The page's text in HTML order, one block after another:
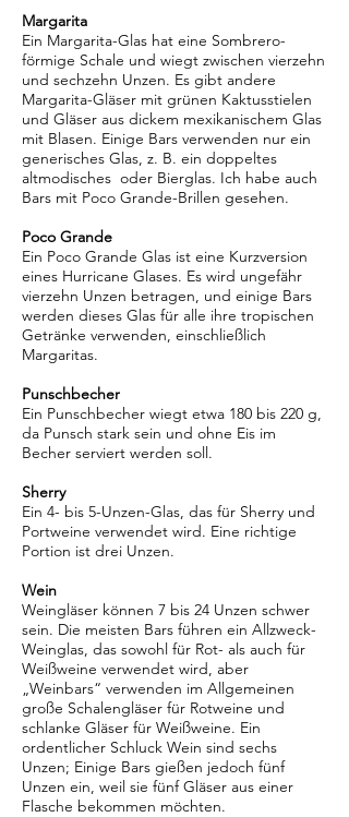
Margarita
Ein Margarita-Glas hat eine Sombrero-
förmige Schale und wiegt zwischen vierzehn
und sechzehn Unzen. Es gibt andere
Margarita-Gläser mit grünen Kaktusstielen
und Gläser aus dickem mexikanischem Glas
mit Blasen. Einige Bars verwenden nur ein
generisches Glas, z. B. ein doppeltes
altmodisches oder Bierglas. Ich habe auch
Bars mit Poco Grande-Brillen gesehen.
Poco Grande
Ein Poco Grande Glas ist eine Kurzversion
eines Hurricane Glases. Es wird ungefähr
vierzehn Unzen betragen, und einige Bars
werden dieses Glas für alle ihre tropischen
Getränke verwenden, einschließlich
Margaritas.
Punschbecher
Ein Punschbecher wiegt etwa 180 bis 220 g,
da Punsch stark sein und ohne Eis im
Becher serviert werden soll.
Sherry
Ein 4- bis 5-Unzen-Glas, das für Sherry und
Portweine verwendet wird. Eine richtige
Portion ist drei Unzen.
Wein
Weingläser können 7 bis 24 Unzen schwer
sein. Die meisten Bars führen ein Allzweck-
Weinglas, das sowohl für Rot- als auch für
Weißweine verwendet wird, aber
„Weinbars“ verwenden im Allgemeinen
große Schalengläser für Rotweine und
schlanke Gläser für Weißweine. Ein
ordentlicher Schluck Wein sind sechs
Unzen; Einige Bars gießen jedoch fünf
Unzen ein, weil sie fünf Gläser aus einer
Flasche bekommen möchten.